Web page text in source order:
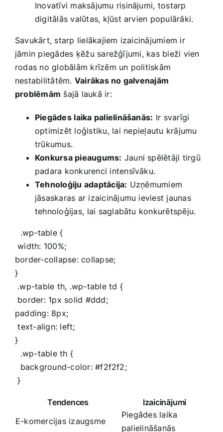
Inovatīvi maksājumu risinājumi,⁢ tostarp
digitālās ‍valūtas, kļūst arvien ​populārāki.
Savukārt, starp lielākajiem ​izaicinājumiem ir
jāmin piegādes⁤ ķēžu sarežģījumi, kas bieži vien
rodas no globālām krīzēm un politiskām
nestabilitātēm. Vairākas no‌ galvenajām
problēmām šajā laukā ir:
Piegādes⁤ laika palielināšanās: ⁢Ir svarīgi‌
optimizēt loģistiku, lai⁣ nepieļautu krājumu
trūkumus.
Konkursa pieaugums: Jauni spēlētāji tirgū
padara konkurenci intensīvāku.
Tehnoloģiju adaptācija: Uzņēmumiem
jāsaskaras ar izaicinājumu ieviest jaunas
tehnoloģijas,⁢ lai saglabātu konkurētspēju.
⁢ ‌ .wp-table {
‌ width: 100%;
border-collapse: collapse;
}
‍ .wp-table th, .wp-table​ td {
​ border: 1px ​solid #ddd;
padding: 8px;
⁢ text-align: ‌left;
}
‌ ⁢ .wp-table th {
⁣ ​ background-color: #f2f2f2;
​ }
Tendences
Izaicinājumi
E-komercijas izaugsme
Piegādes laika
palielināšanās